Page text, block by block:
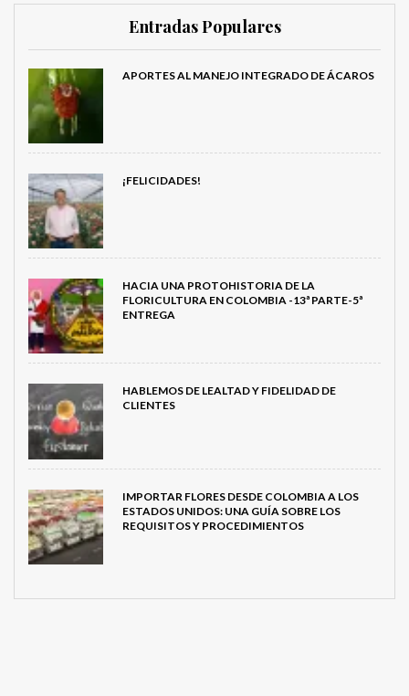
Entradas Populares
APORTES AL MANEJO INTEGRADO DE ÁCAROS
¡FELICIDADES!
HACIA UNA PROTOHISTORIA DE LA
FLORICULTURA EN COLOMBIA -13ª PARTE-5ª
ENTREGA
HABLEMOS DE LEALTAD Y FIDELIDAD DE
CLIENTES
IMPORTAR FLORES DESDE COLOMBIA A LOS
ESTADOS UNIDOS: UNA GUÍA SOBRE LOS
REQUISITOS Y PROCEDIMIENTOS